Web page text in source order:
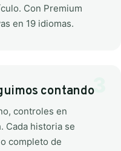
Con Premium
en 19 idiomas.
contando
controles en
Cada historia se
completo de